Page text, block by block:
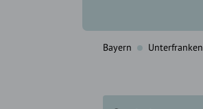
Bayern Unterfranken